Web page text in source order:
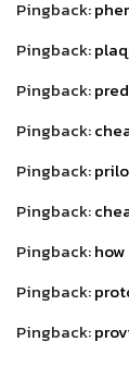
Pingback:
Pingback:
Pingback:
Pingback:
Pingback:
Pingback:
Pingback:
Pingback:
Pingback: